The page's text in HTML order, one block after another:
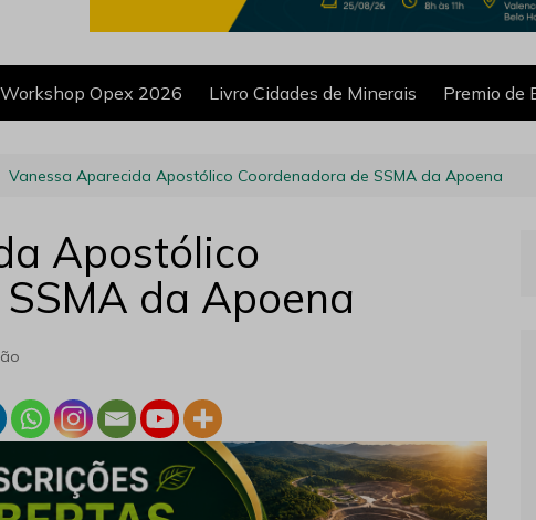
Workshop Opex 2026 Livro Cidades de Minerais Premio de
Vanessa Aparecida Apostólico Coordenadora de SSMA da Apoena
Apostólico
da Apoena